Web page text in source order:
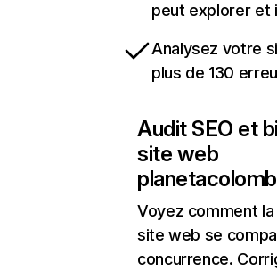
peut explorer et
Analysez votre
plus de 130
Audit SEO et
site web
Voyez comment
site web se
concurrence.